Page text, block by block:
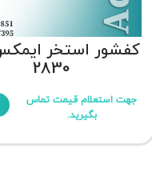
2830
جهت استعلام قیمت تماس
بگیرید.